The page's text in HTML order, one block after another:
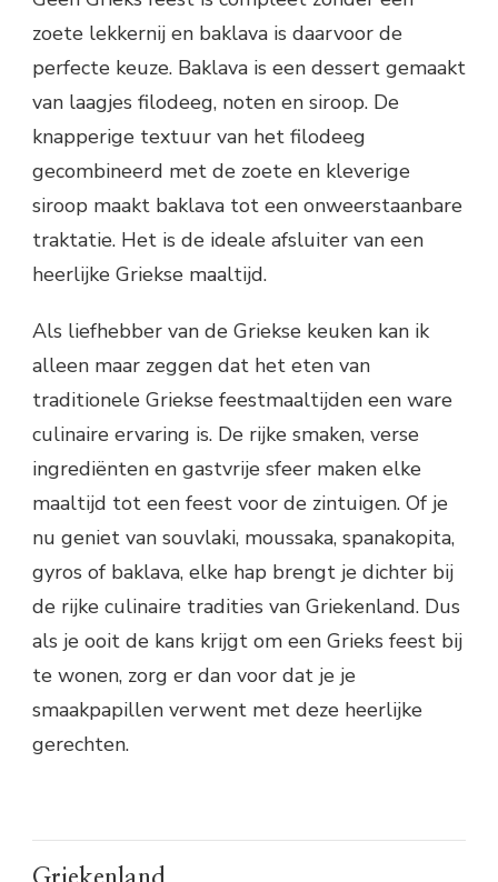
zoete lekkernij en baklava is daarvoor de
perfecte keuze. Baklava is een dessert gemaakt
van laagjes filodeeg, noten en siroop. De
knapperige textuur van het filodeeg
gecombineerd met de zoete en kleverige
siroop maakt baklava tot een onweerstaanbare
traktatie. Het is de ideale afsluiter van een
heerlijke Griekse maaltijd.
Als liefhebber van de Griekse keuken kan ik
alleen maar zeggen dat het eten van
traditionele Griekse feestmaaltijden een ware
culinaire ervaring is. De rijke smaken, verse
ingrediënten en gastvrije sfeer maken elke
maaltijd tot een feest voor de zintuigen. Of je
nu geniet van souvlaki, moussaka, spanakopita,
gyros of baklava, elke hap brengt je dichter bij
de rijke culinaire tradities van Griekenland. Dus
als je ooit de kans krijgt om een Grieks feest bij
te wonen, zorg er dan voor dat je je
smaakpapillen verwent met deze heerlijke
gerechten.